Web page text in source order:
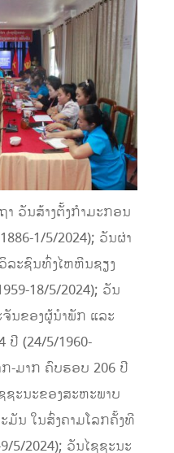
າ ວັນສ້າງຕັ້ງກໍາມະກອນ
1/5/2024); ວັນຜ່າ
ລະຊົນທົ່ງໄຫຫີນຊຽງ
18/5/2024); ວັນ
ນຂອງຜູ້ນໍາພັກ ແລະ
(24/5/1960-
-ມາກ ຄົບຮອບ 206 ປີ
ຊະນະຂອງສະຫະພາບ
ມັນ ໃນສົ່ງຄາມໂລກຄັ້ງທີ
5/2024); ວັນໄຊຊະນະ